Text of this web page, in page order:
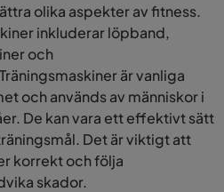
olika aspekter av fitness.
inkluderar löpband,
och
är vanliga
och används av människor i
De kan vara ett effektivt sätt
Det är viktigt att
korrekt och följa
skador.